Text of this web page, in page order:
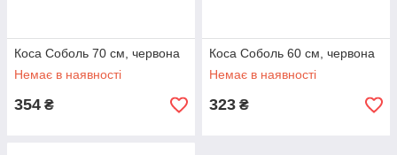
Коса Соболь 70 см, червона
Немає в наявності
354 ₴
Коса Соболь 60 см, червона
Немає в наявності
323 ₴